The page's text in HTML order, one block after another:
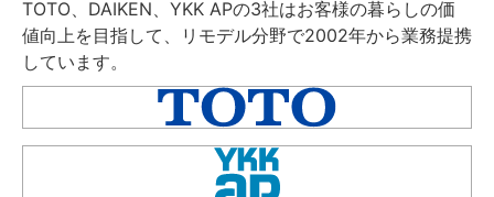
TOTO、DAIKEN、YKK APの3社はお客様の暮らしの価
値向上を目指して、リモデル分野で2002年から業務提携
しています。